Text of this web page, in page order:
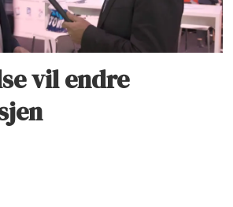
vil endre